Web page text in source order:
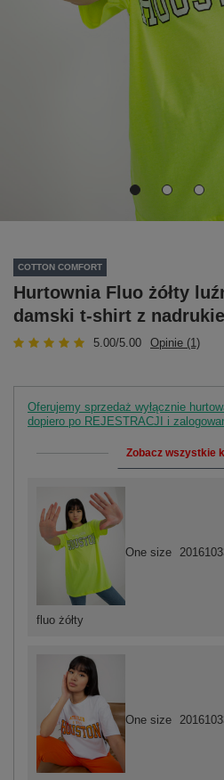
COTTON COMFORT
Hurtownia Fluo żółty
damski t-shirt z
5.00/5.00 Opinie (1)
Oferujemy sprzedaż wyłącznie
dopiero po REJESTRACJI i
Zobacz wszystkie
One size
fluo żółty
One size